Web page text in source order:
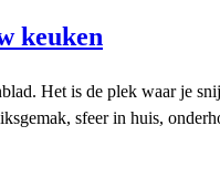
keuken
Het is de plek waar je
sfeer in huis,